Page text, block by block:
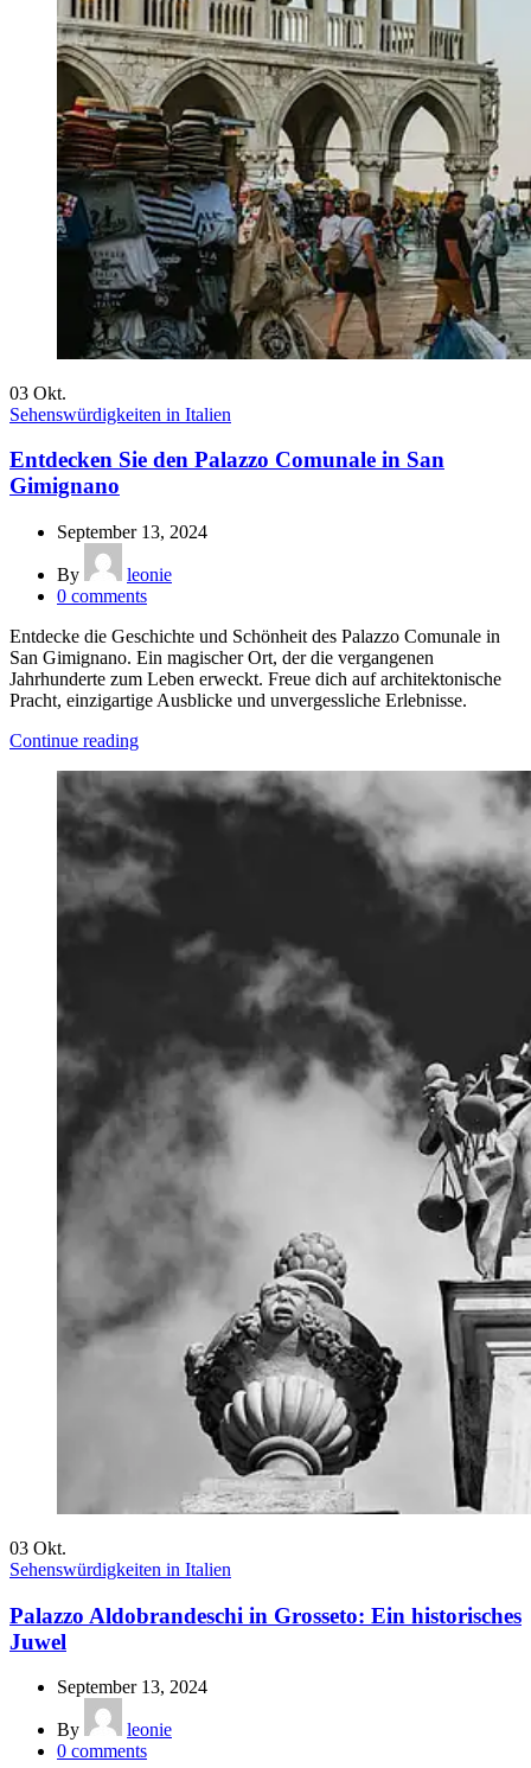
03 Okt.
Sehenswürdigkeiten in Italien
Entdecken Sie den Palazzo Comunale in San
Gimignano
September 13, 2024
By
leonie
0 comments
Entdecke die Geschichte und Schönheit des Palazzo Comunale in
San Gimignano. Ein magischer Ort, der die vergangenen
Jahrhunderte zum Leben erweckt. Freue dich auf architektonische
Pracht, einzigartige Ausblicke und unvergessliche Erlebnisse.
Continue reading
03 Okt.
Sehenswürdigkeiten in Italien
Palazzo Aldobrandeschi in Grosseto: Ein historisches
Juwel
September 13, 2024
By
leonie
0 comments